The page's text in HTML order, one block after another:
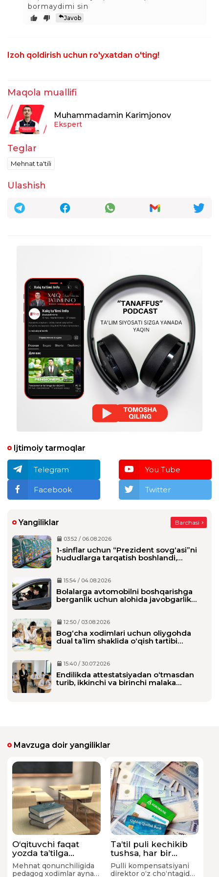
bormaydimi sin
Javob
Izoh qoldirish uchun ro'yxatdan o'ting!
Maqola muallifi
Muhammadamin Karimjonov
Ekspert
Teglar
Mehnat ta'tili
Ulashish
Ijtimoiy tarmoqlar
Telegram You Tube
Facebook Twitter
Yangiliklar Barchasi
03:52 / 06.08.2026
1-sinflar uchun “Prezident sovg‘asi”ni
hududlarga tarqatish boshlandi,
15:54 / 04.08.2026
Bolalarga avtomobilni boshqarishga
berganlik uchun alohida javobgarlik
12:50 / 03.08.2026
Bog‘cha xodimlari uchun oliygohda
dual ta’lim shaklida o‘qish tartibi
15:40 / 30.07.2026
Endilikda attestatsiyadan o‘tmasdan
turib, ikkinchi va birinchi malaka
Mavzuga doir yangiliklar
O‘qituvchi faqat
yozda ta’tilga
chiqishi shartmi?
Mehnat qonunchiligida
pedagog xodimlar aynan
Ta’til puli kechikib
tushsa, har bir
kechikkan kun
uchun xodimga
Pulli kompensatsiyani
direktor o‘z cho‘ntagidan